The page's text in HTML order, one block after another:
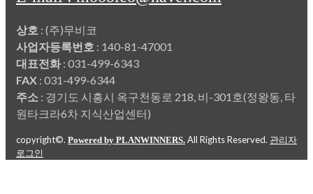
상호 : (주)무비코
사업자등록번호 : 140-81-47001
대표전화: 031-499-6343
FAX : 031-499-6344
주소 : 경기도 시흥시 옥구천동로 218, 비-301호(정왕동, 타
원타크라6차 지식산업센터)
copyright©. Powered by PLANWINNERS. All Rights Reserved. 관리자
로그인